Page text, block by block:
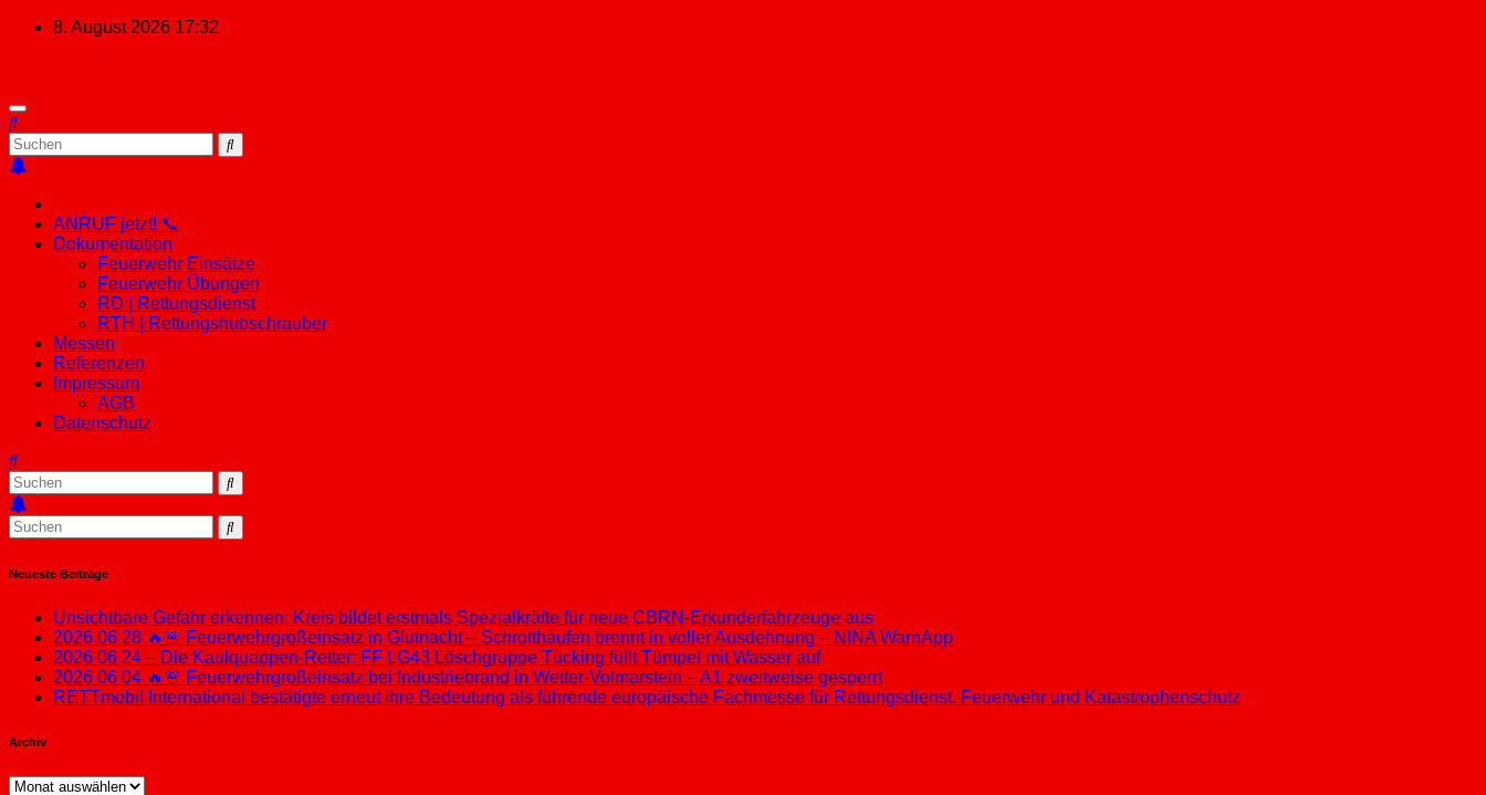
Zum
8. August 2026 17:32
ANRUF jetzt! 📞
Dokumentation
Feuerwehr Einsätze
Feuerwehr Übungen
RD | Rettungsdienst
RTH | Rettungshubschrauber
Messen
Referenzen
Impressum
AGB
Datenschutz
Neueste Beiträge
Unsichtbare Gefahr erkennen: Kreis bildet erstmals Spezialkräfte für neue CBRN-Erkunderfahrzeuge aus
2026 06 28 🔥🚨 Feuerwehrgroßeinsatz in Glutnacht – Schrotthaufen brennt in voller Ausdehnung – NINA WarnApp
2026 06 24 – Die Kaulquappen-Retter: FF LG43 Löschgruppe Tücking füllt Tümpel mit Wasser auf
2026 06 04 🔥🚨 Feuerwehrgroßeinsatz bei Industriebrand in Wetter-Volmarstein – A1 zweitweise gesperrt
RETTmobil International bestätigte erneut ihre Bedeutung als führende europäische Fachmesse für Rettungsdienst, Feuerwehr und Katastrophenschutz
Archiv
Archiv